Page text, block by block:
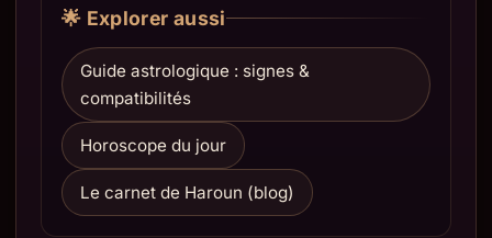
🌟 Explorer aussi
Guide astrologique : signes &
compatibilités
Horoscope du jour
Le carnet de Haroun (blog)